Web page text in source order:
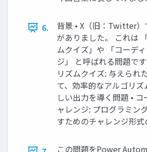
6.
背景 • X（旧：Twitter
がありました。 これは
ムクイズ」や 「コーデ
ジ」 と呼ばれる問題で
リズムクイズ: 与えられ
て、効率的なアルゴリ
しい出力を導く問題 •
ャレンジ: プログラミン
すためのチャレンジ形式
この問題をPower